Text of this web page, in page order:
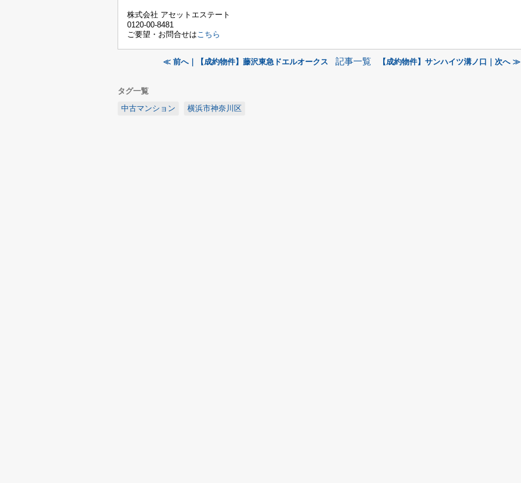
株式会社 アセットエステート
0120-00-8481
ご要望・お問合せはこちら
≪ 前へ｜【成約物件】藤沢東急ドエルオークス 記事一覧 【成約物件】サンハイツ溝ノ口｜次へ ≫
タグ一覧
中古マンション
横浜市神奈川区